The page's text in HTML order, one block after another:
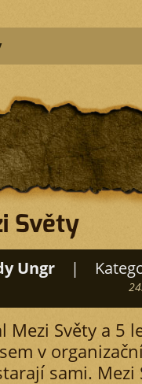
Světy
Ungr |
Mezi Světy a 5
v
sami. Mezi